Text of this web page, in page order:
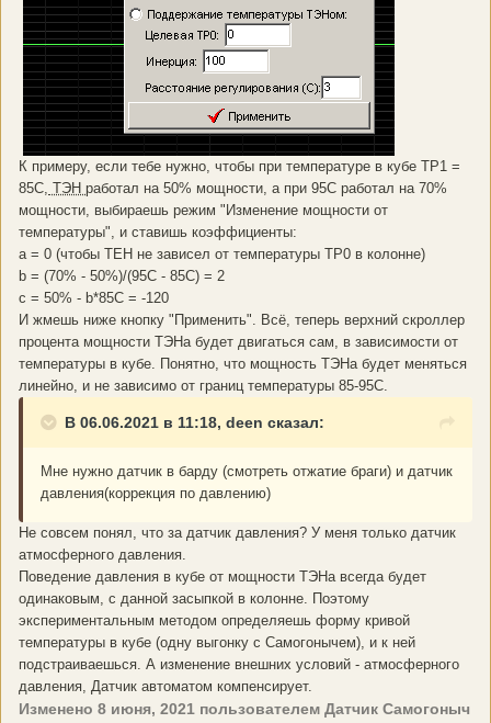
К примеру, если тебе нужно, чтобы при температуре в кубе ТР1 =
85С, ТЭН работал на 50% мощности, а при 95С работал на 70%
мощности, выбираешь режим "Изменение мощности от
температуры", и ставишь коэффициенты:
a = 0 (чтобы ТЕН не зависел от температуры ТР0 в колонне)
b = (70% - 50%)/(95C - 85C) = 2
с = 50% - b*85С = -120
И жмешь ниже кнопку "Применить". Всё, теперь верхний скроллер
процента мощности ТЭНа будет двигаться сам, в зависимости от
температуры в кубе. Понятно, что мощность ТЭНа будет меняться
линейно, и не зависимо от границ температуры 85-95С.
В 06.06.2021 в 11:18, deen сказал:
Мне нужно датчик в барду (смотреть отжатие браги) и датчик
давления(коррекция по давлению)
Не совсем понял, что за датчик давления? У меня только датчик
атмосферного давления.
Поведение давления в кубе от мощности ТЭНа всегда будет
одинаковым, с данной засыпкой в колонне. Поэтому
экспериментальным методом определяешь форму кривой
температуры в кубе (одну выгонку с Самогонычем), и к ней
подстраиваешься. А изменение внешних условий - атмосферного
давления, Датчик автоматом компенсирует.
Изменено 8 июня, 2021 пользователем Датчик Самогоныч